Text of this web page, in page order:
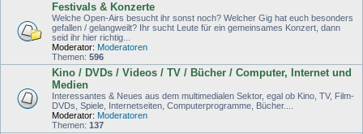
Festivals & Konzerte
Welche Open-Airs besucht ihr sonst noch? Welcher Gig hat euch besonders
gefallen / gelangweilt? Ihr sucht Leute für ein gemeinsames Konzert, dann
seid ihr hier richtig...
Moderator: Moderatoren
Themen: 596
Kino / DVDs / Videos / TV / Bücher / Computer, Internet und
Medien
Interessantes & Neues aus dem multimedialen Sektor, egal ob Kino, TV, Film-
DVDs, Spiele, Internetseiten, Computerprogramme, Bücher....
Moderator: Moderatoren
Themen: 137